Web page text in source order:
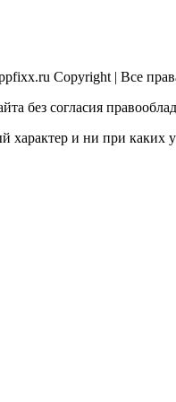
Copyright | Все
без согласия
характер и ни при